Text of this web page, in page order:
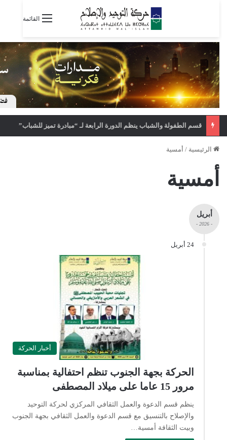
القائمة
قسم الطفولة والشباب ينظم الدورة الرابعة لـ “مبادرة تميز للشباب”
الرئيسية / أمسية
أمسية
أبريل
- 2026 -
24 أبريل
أخبار الحركة
الحركة بجهة الجنوب تنظم احتفالية بمناسبة
مرور 15 عاما على ميلاد المصطفى
ينظم قسم الدعوة والعمل الثقافي المركزي لحركة التوحيد
والإصلاح بالتنسيق مع قسم الدعوة والعمل الثقافي بجهة الجنوب
وبيت الثقافة أمسية…